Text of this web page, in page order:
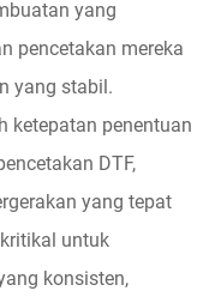
yang
pencetakan mereka
yang stabil.
ketepatan penentuan
DTF,
yang tepat
untuk
konsisten,